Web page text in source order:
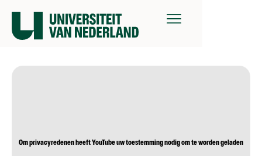
Om privacyredenen heeft YouTube uw toestemming nodig om te worden geladen